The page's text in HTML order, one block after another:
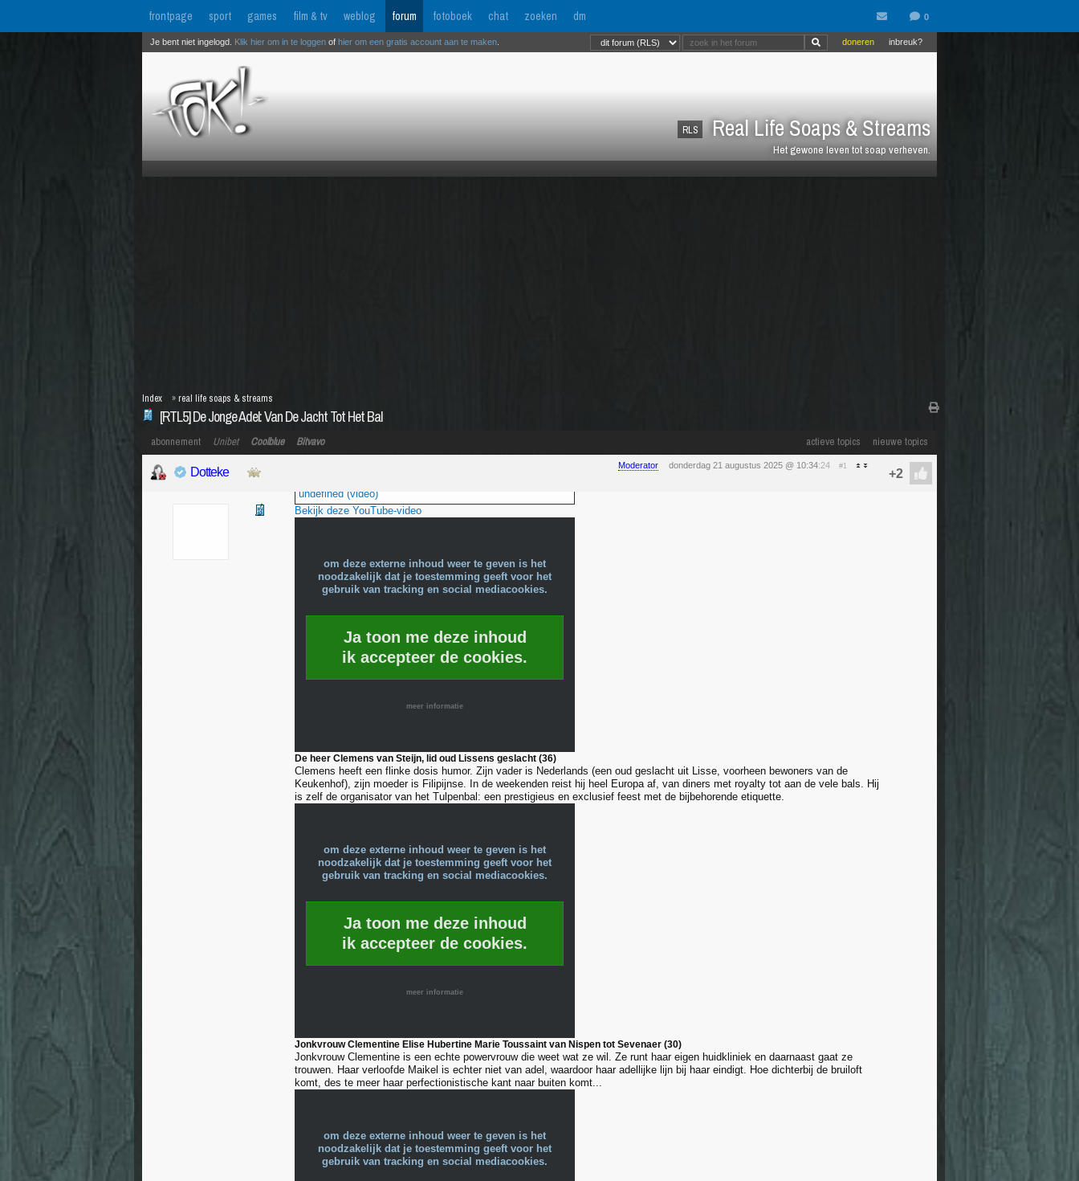
frontpage sport games film & tv weblog forum fotoboek chat zoeken dm
RLS Real Life Soaps & Streams
Het gewone leven tot soap verheven.
inbreuk?
doneren
Je bent niet ingelogd. Klik hier om in te loggen of hier om een gratis account aan te maken
[RTL5] De Jonge Adel: Van De Jacht Tot Het Bal
Index » real life soaps & streams
actieve topics nieuwe topics
abonnement Unibet Coolblue Bitvavo
Moderator donderdag 21 augustus 2025 @ 10:34:24 #1
Dotteke
undefined (video)
Bekijk deze YouTube-video
om deze externe inhoud weer te geven is het
noodzakelijk dat je toestemming geeft voor het
gebruik van tracking en social mediacookies.
Ja toon me deze inhoud
ik accepteer de cookies.
meer informatie
De heer Clemens van Steijn, lid oud Lissens geslacht (36)
Clemens heeft een flinke dosis humor. Zijn vader is Nederlands (een oud geslacht uit Lisse, voorheen bewoners van de
Keukenhof), zijn moeder is Filipijnse. In de weekenden reist hij heel Europa af, van diners met royalty tot aan de vele bals. Hij
is zelf de organisator van het Tulpenbal: een prestigieus en exclusief feest met de bijbehorende etiquette.
om deze externe inhoud weer te geven is het
noodzakelijk dat je toestemming geeft voor het
gebruik van tracking en social mediacookies.
Ja toon me deze inhoud
ik accepteer de cookies.
meer informatie
Jonkvrouw Clementine Elise Hubertine Marie Toussaint van Nispen tot Sevenaer (30)
Jonkvrouw Clementine is een echte powervrouw die weet wat ze wil. Ze runt haar eigen huidkliniek en daarnaast gaat ze
trouwen. Haar verloofde Maikel is echter niet van adel, waardoor haar adellijke lijn bij haar eindigt. Hoe dichterbij de bruiloft
komt, des te meer haar perfectionistische kant naar buiten komt...
om deze externe inhoud weer te geven is het
noodzakelijk dat je toestemming geeft voor het
gebruik van tracking en social mediacookies.